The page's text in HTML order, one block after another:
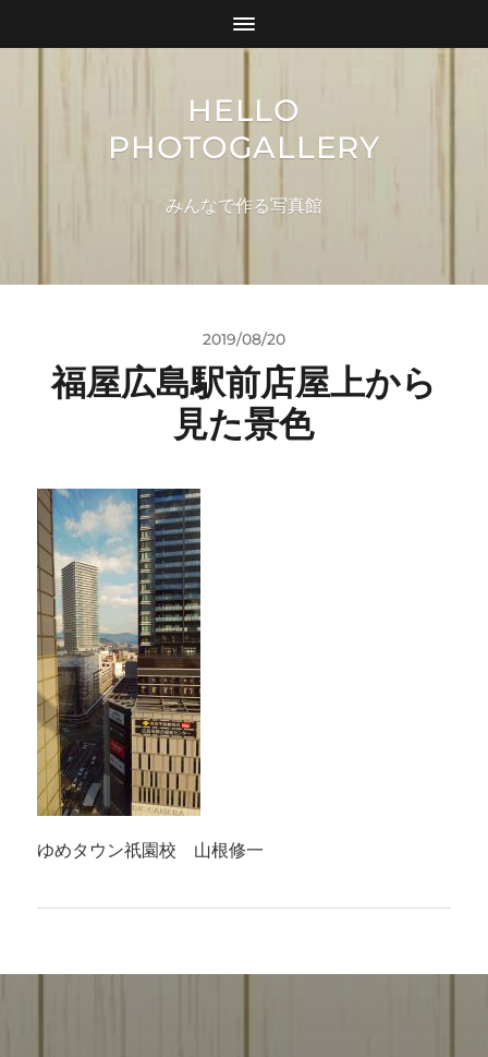
HELLO
PHOTOGALLERY
みんなで作る写真館
2019/08/20
福屋広島駅前店屋上から
見た景色
ゆめタウン祇園校 山根修一